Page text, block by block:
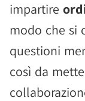
impartire
modo che si
questioni
così da